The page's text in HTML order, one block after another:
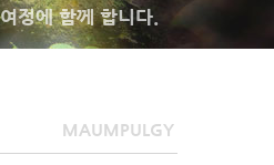
정에 함께 합니다.
MAUMPULGY